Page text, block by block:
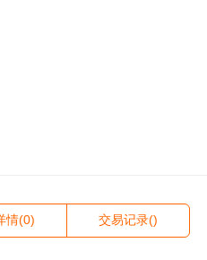
情(0) 交易记录()